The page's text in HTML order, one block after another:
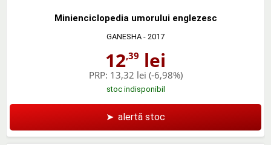
Minienciclopedia umorului englezesc
GANESHA - 2017
12,39 lei
PRP: 13,32 lei (-6,98%)
stoc indisponibil
➤ alertă stoc